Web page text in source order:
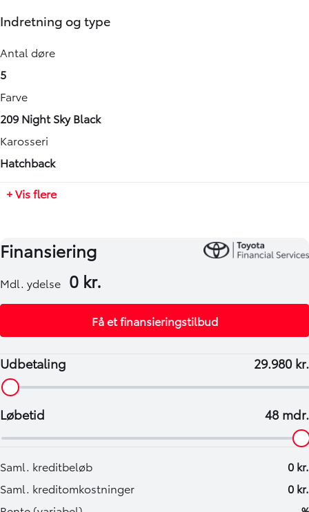
Indretning og type
Antal døre
5
Farve
209 Night Sky Black
Karosseri
Hatchback
1,8 l
Drivmiddel
Hybrid (Benzin / El)
Geartype
Automatisk
-
Maks. ladeeffekt (hjemme)
-
1795 mm
Højde
1565 mm
Længde
4360 mm
Tilkoblingsvægt med bremser
725 kg
725 kg
+ Vis flere